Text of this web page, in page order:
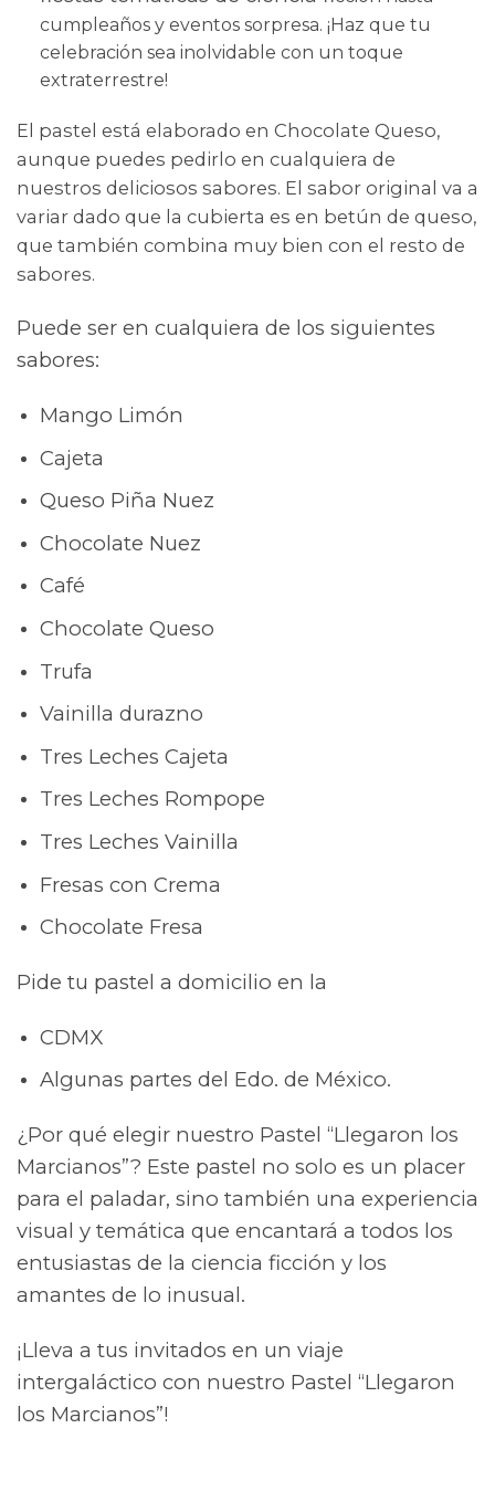
cumpleaños y eventos sorpresa. ¡Haz que tu
celebración sea inolvidable con un toque
extraterrestre!
El pastel está elaborado en Chocolate Queso,
aunque puedes pedirlo en cualquiera de
nuestros deliciosos sabores. El sabor original va a
variar dado que la cubierta es en betún de queso,
que también combina muy bien con el resto de
sabores.
Puede ser en cualquiera de los siguientes
sabores:
Mango Limón
Cajeta
Queso Piña Nuez
Chocolate Nuez
Café
Chocolate Queso
Trufa
Vainilla durazno
Tres Leches Cajeta
Tres Leches Rompope
Tres Leches Vainilla
Fresas con Crema
Chocolate Fresa
Pide tu pastel a domicilio en la
CDMX
Algunas partes del Edo. de México.
¿Por qué elegir nuestro Pastel “Llegaron los
Marcianos”? Este pastel no solo es un placer
para el paladar, sino también una experiencia
visual y temática que encantará a todos los
entusiastas de la ciencia ficción y los
amantes de lo inusual.
¡Lleva a tus invitados en un viaje
intergaláctico con nuestro Pastel “Llegaron
los Marcianos”!